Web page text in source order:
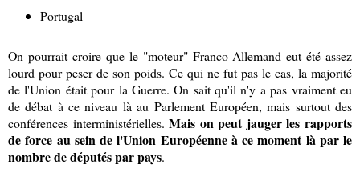
Portugal
On pourrait croire que le "moteur" Franco-Allemand eut été assez
lourd pour peser de son poids. Ce qui ne fut pas le cas, la majorité
de l'Union était pour la Guerre. On sait qu'il n'y a pas vraiment eu
de débat à ce niveau là au Parlement Européen, mais surtout des
conférences interministérielles.Mais on peut jauger les rapports
de force au sein de l'Union Européenne à ce moment là par le
nombre de députés par pays.